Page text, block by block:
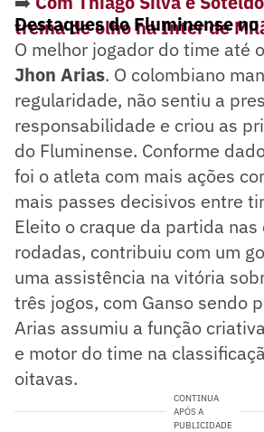
treina de olho na Inter de
Destaques do Fluminense
O melhor jogador do time até
Jhon Arias. O colombiano
regularidade, não sentiu a
responsabilidade e criou as
do Fluminense. Conforme
foi o atleta com mais ações
mais passes decisivos entre
Eleito o craque da partida
rodadas, contribuiu com um
uma assistência na vitória
três jogos, com Ganso sendo
Arias assumiu a função
e motor do time na
oitavas.
CONTINUA
APÓS A
PUBLICIDADE